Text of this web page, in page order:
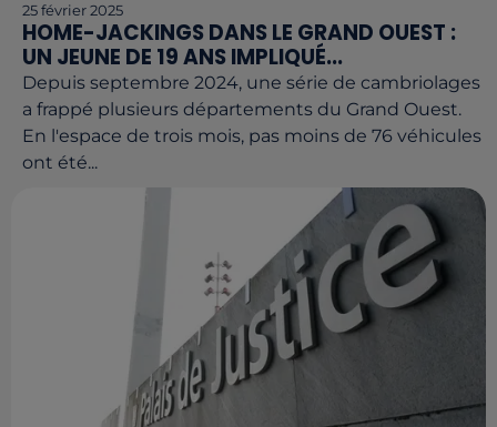
25 février 2025
HOME-JACKINGS DANS LE GRAND OUEST :
UN JEUNE DE 19 ANS IMPLIQUÉ...
Depuis septembre 2024, une série de cambriolages
a frappé plusieurs départements du Grand Ouest.
En l'espace de trois mois, pas moins de 76 véhicules
ont été...